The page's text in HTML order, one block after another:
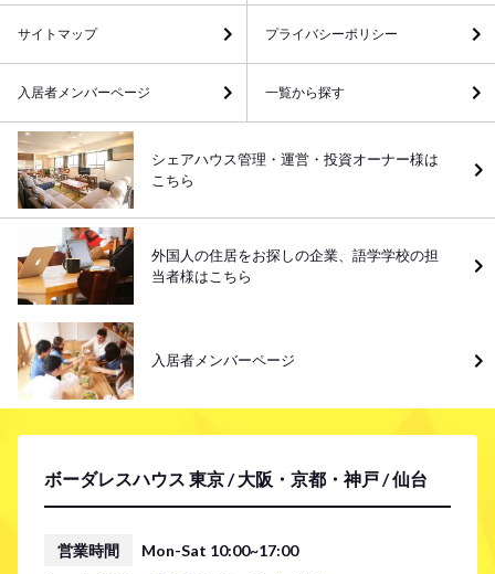
ボーダレスハウス 東京 / 大阪・京都・神戸 / 仙台
営業時間 Mon-Sat 10:00~17:00
サイトマップ プライバシーポリシー
入居者メンバーページ 一覧から探す
シェアハウス管理・運営・投資オーナー様は
こちら
外国人の住居をお探しの企業、語学学校の担
当者様はこちら
入居者メンバーページ